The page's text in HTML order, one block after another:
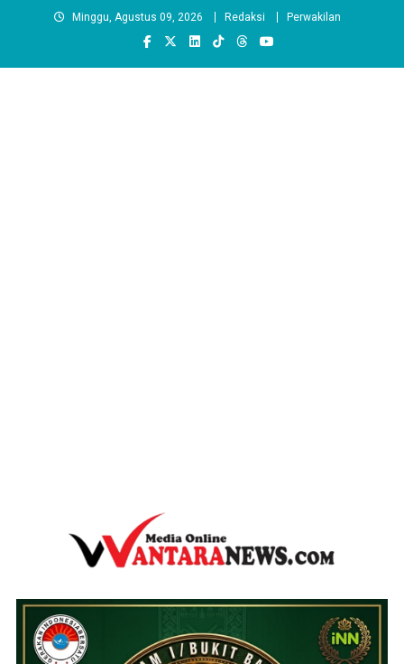
Minggu, Agustus 09, 2026 Redaksi Perwakilan
wantaranews.com